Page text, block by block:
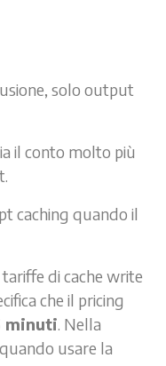
solo output
il conto molto più
caching quando il
di cache write
che il pricing
minuti. Nella
usare la